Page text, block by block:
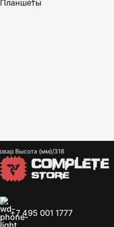
Планшеты
Высота (мм) 318
+7 495 001 1777